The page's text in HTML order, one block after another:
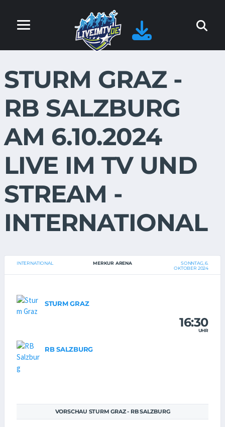
STURM GRAZ -
RB SALZBURG
AM 6.10.2024
LIVE IM TV UND
STREAM -
INTERNATIONAL
INTERNATIONAL MERKUR ARENA
SONNTAG, 6.
OKTOBER 2024
STURM GRAZ
16:30
UHR
RB SALZBURG
VORSCHAU STURM GRAZ - RB SALZBURG